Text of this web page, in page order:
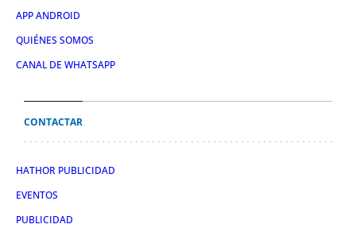
APP ANDROID
QUIÉNES SOMOS
CANAL DE WHATSAPP
CONTACTAR
HATHOR PUBLICIDAD
EVENTOS
PUBLICIDAD